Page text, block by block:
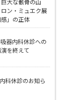
巨大な骸骨の山
ン・ミュエク展
」の正体
器内科休診への
を終えて
科休診のお知ら